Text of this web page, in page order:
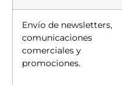
Envío de newsletters,
comunicaciones
comerciales y
promociones.